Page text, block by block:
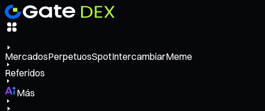
MercadosPerpetuosSpotIntercambiarMeme
Referidos
Más